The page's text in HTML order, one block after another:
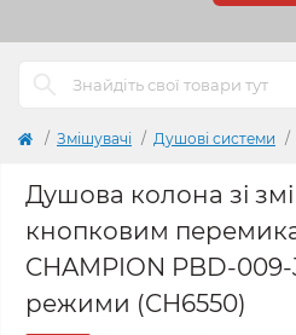
Змішувачі Душові системи
Душова колона зі
кнопковим
CHAMPION PBD-009-
режими (CH6550)